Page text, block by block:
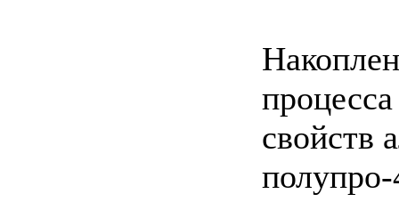
свойств